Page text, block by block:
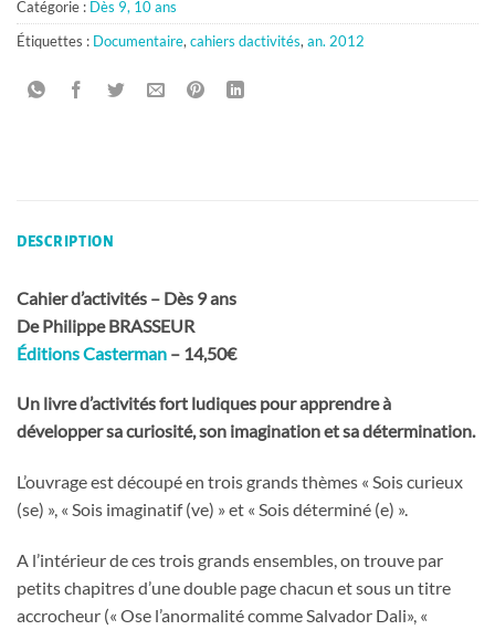
Catégorie : Dès 9, 10 ans
Étiquettes : Documentaire, cahiers dactivités, an. 2012
DESCRIPTION
Cahier d’activités – Dès 9 ans
De Philippe BRASSEUR
Éditions Casterman – 14,50€
Un livre d’activités fort ludiques pour apprendre à
développer sa curiosité, son imagination et sa détermination.
L’ouvrage est découpé en trois grands thèmes « Sois curieux
(se) », « Sois imaginatif (ve) » et « Sois déterminé (e) ».
A l’intérieur de ces trois grands ensembles, on trouve par
petits chapitres d’une double page chacun et sous un titre
accrocheur (« Ose l’anormalité comme Salvador Dali», «